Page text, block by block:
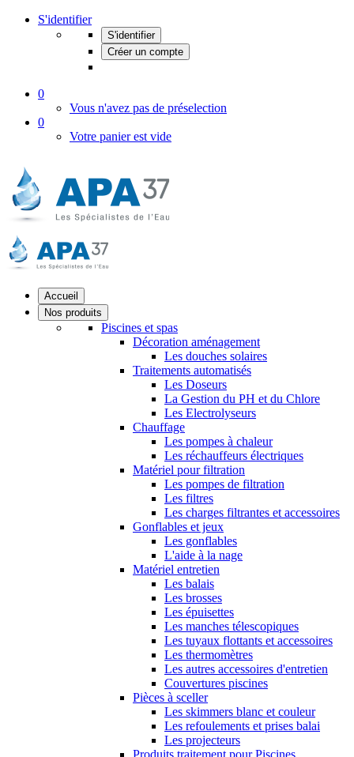
S'identifier
S'identifier
Créer un compte
0
Vous n'avez pas de préselection
0
Votre panier est vide
Accueil
Nos produits
Piscines et spas
Décoration aménagement
Les douches solaires
Traitements automatisés
Les Doseurs
La Gestion du PH et du Chlore
Les Electrolyseurs
Chauffage
Les pompes à chaleur
Les réchauffeurs électriques
Matériel pour filtration
Les pompes de filtration
Les filtres
Les charges filtrantes et accessoires
Gonflables et jeux
Les gonflables
L'aide à la nage
Matériel entretien
Les balais
Les brosses
Les épuisettes
Les manches télescopiques
Les tuyaux flottants et accessoires
Les thermomètres
Les autres accessoires d'entretien
Couvertures piscines
Pièces à sceller
Les skimmers blanc et couleur
Les refoulements et prises balai
Les projecteurs
Produits traitement pour Piscines